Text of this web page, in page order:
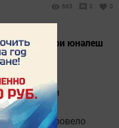
663 0 0
елда һөнәри юнәлеш
итоги
году
году провело